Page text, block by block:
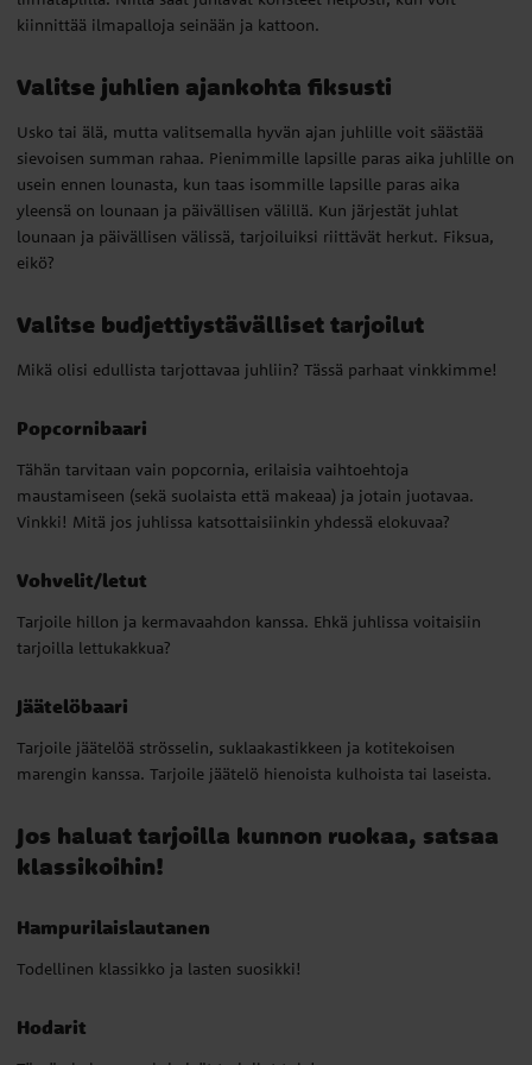
lounaan ja päivällisen välissä, tarjoiluiksi riittävät herkut. Fiksua,
Valitse budjettiystävälliset tarjoilut
Mikä olisi edullista tarjottavaa juhliin? Tässä parhaat vinkkimme!
Popcornibaari
Tähän tarvitaan vain popcornia, erilaisia vaihtoehtoja
Vohvelit/letut
Jäätelöbaari
Tarjoile jäätelöä strösselin, suklaakastikkeen ja kotitekoisen
Jos haluat tarjoilla kunnon ruokaa, satsaa
Todellinen klassikko ja lasten suosikki!
Tämän helpommaksi eivät tarjoilut tule!
kiinnittää ilmapalloja seinään ja kattoon.
Valitse juhlien ajankohta fiksusti
Usko tai älä, mutta valitsemalla hyvän ajan juhlille voit säästää
sievoisen summan rahaa. Pienimmille lapsille paras aika juhlille on
usein ennen lounasta, kun taas isommille lapsille paras aika
yleensä on lounaan ja päivällisen välillä. Kun järjestät juhlat
lounaan ja päivällisen välissä, tarjoiluiksi riittävät herkut. Fiksua,
eikö?
Valitse budjettiystävälliset tarjoilut
Mikä olisi edullista tarjottavaa juhliin? Tässä parhaat vinkkimme!
Popcornibaari
Tähän tarvitaan vain popcornia, erilaisia vaihtoehtoja
maustamiseen (sekä suolaista että makeaa) ja jotain juotavaa.
Vinkki! Mitä jos juhlissa katsottaisiinkin yhdessä elokuvaa?
Vohvelit/letut
Tarjoile hillon ja kermavaahdon kanssa. Ehkä juhlissa voitaisiin
tarjoilla lettukakkua?
Jäätelöbaari
Tarjoile jäätelöä strösselin, suklaakastikkeen ja kotitekoisen
marengin kanssa. Tarjoile jäätelö hienoista kulhoista tai laseista.
Jos haluat tarjoilla kunnon ruokaa, satsaa
klassikoihin!
Hampurilaislautanen
Todellinen klassikko ja lasten suosikki!
Hodarit